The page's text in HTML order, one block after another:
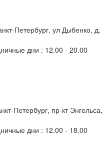
Петербург, ул Дыбенко, д.
дни : 12.00 - 20.00
Петербург, пр-кт Энгельса,
дни : 12.00 - 18.00